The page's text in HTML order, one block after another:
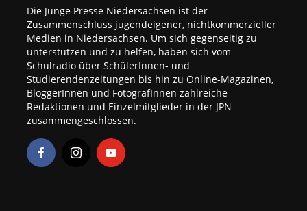
Die Junge Presse Niedersachsen ist der
Zusammenschluss jugendeigener, nichtkommerzieller
Medien in Niedersachsen. Um sich gegenseitig zu
unterstützen und zu helfen, haben sich vom
Schulradio über SchülerInnen- und
Studierendenzeitungen bis hin zu Online-Magazinen,
BloggerInnen und FotografInnen zahlreiche
Redaktionen und Einzelmitglieder in der JPN
zusammengeschlossen.